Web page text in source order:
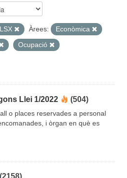
Àrees:
Econòmica
Ocupació
Llei 1/2022 (504)
o places reservades a personal
i òrgan en què es